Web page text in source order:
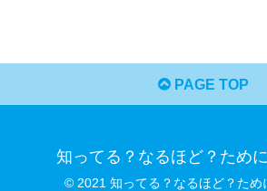
PAGE TOP
知ってる？なるほど？ため
© 2021 知ってる？なるほど？ため